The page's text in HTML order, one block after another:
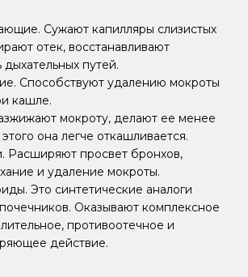
Сужают капилляры слизистых
отек, восстанавливают
путей.
Способствуют удалению мокроты
кашле.
мокроту, делают ее менее
она легче откашливается.
Расширяют просвет бронхов,
и удаление мокроты.
Это синтетические аналоги
Оказывают комплексное
противоотечное и
действие.